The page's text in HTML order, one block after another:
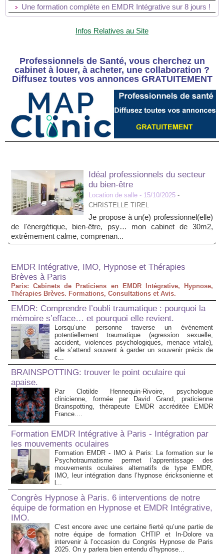
Une formation complète en EMDR Intégrative sur 8 jours !
Infos Relatives au Site
Professionnels de Santé, vous cherchez un
cabinet à louer, à acheter, une collaboration ?
Diffusez toutes vos annonces GRATUITEMENT
Idéal professionnels du secteur
du bien-être
Location de salle - 15/10/2025 -
CHRISTELLE TIREL
Je propose à un(e) professionnel(elle)
de l'énergétique, bien-être, psy… mon cabinet de 30m2,
extrêmement calme, comprenan...
EMDR Intégrative, IMO, Hypnose et Thérapies
Brèves à Paris
Paris: Cabinets de Praticiens en EMDR Intégrative, Hypnose,
Thérapies Brèves. Formations, Consultations et Avis.
EMDR: Comprendre l’oubli traumatique : pourquoi la
mémoire s’efface… et pourquoi elle revient.
Lorsqu’une personne traverse un événement
potentiellement traumatique (agression sexuelle,
accident, violences psychologiques, menace vitale),
elle s’attend souvent à garder un souvenir précis de
c...
BRAINSPOTTING: trouver le point oculaire qui
apaise.
Par Clotilde Hennequin-Rivoire, psychologue
clinicienne, formée par David Grand, praticienne
Brainspotting, thérapeute EMDR accréditée EMDR
France....
Formation EMDR Intégrative à Paris - Intégration par
les mouvements oculaires
Formation EMDR - IMO à Paris: La formation sur le
Psychotraumatisme permet l’apprentissage des
mouvements oculaires alternatifs de type EMDR,
IMO, leur intégration dans l’hypnose éricksonienne et
l...
Congrès Hypnose à Paris. 6 interventions de notre
équipe de formation en Hypnose et EMDR Intégrative,
IMO.
C’est encore avec une certaine fierté qu’une partie de
notre équipe de formation CHTIP et In-Dolore va
intervenir à l’occasion du Congrès Hypnose de Paris
2025. On y parlera bien entendu d’hypnose...